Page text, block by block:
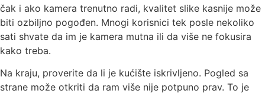
čak i ako kamera trenutno radi, kvalitet slike kasnije može
biti ozbiljno pogođen. Mnogi korisnici tek posle nekoliko
sati shvate da im je kamera mutna ili da više ne fokusira
kako treba.
Na kraju, proverite da li je kućište iskrivljeno. Pogled sa
strane može otkriti da ram više nije potpuno prav. To je